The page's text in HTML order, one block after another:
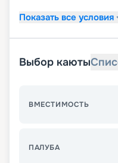
Показать все условия
Выбор каюты
ВМЕСТИМОСТЬ
ПАЛУБА